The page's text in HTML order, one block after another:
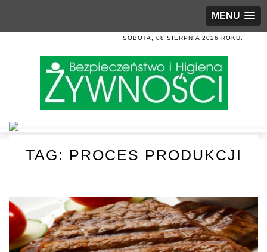
MENU
SOBOTA, 08 SIERPNIA 2026 ROKU.
TAG: PROCES PRODUKCJI